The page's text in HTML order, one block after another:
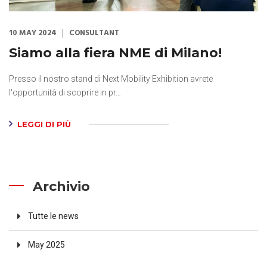
10 MAY 2024 CONSULTANT
Siamo alla fiera NME di Milano!
Presso il nostro stand di Next Mobility Exhibition avrete
l'opportunità di scoprire in pr…
LEGGI DI PIÙ
Archivio
Tutte le news
May 2025